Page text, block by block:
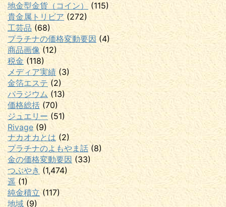
地金型金貨（コイン）
(115)
貴金属トリビア (272)
工芸品 (68)
プラチナの価格変動要因(4)
商品画像(12)
税金 (118)
メディア実績 (3)
金箔エステ (2)
パラジウム (13)
価格総括 (70)
ジュエリー (51)
Rivage (9)
ナカオカとは(2)
プラチナのよもやま話 (8)
金の価格変動要因 (33)
つぶやき (1,474)
遥 (1)
純金積立(117)
地域 (9)